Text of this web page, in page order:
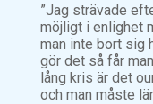
”Jag strävade
möjligt i enlighet
man inte bort sig
gör det så får
lång kris är det
och man måste